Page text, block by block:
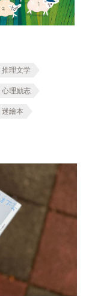
推理文学
心理励志
迷繪本